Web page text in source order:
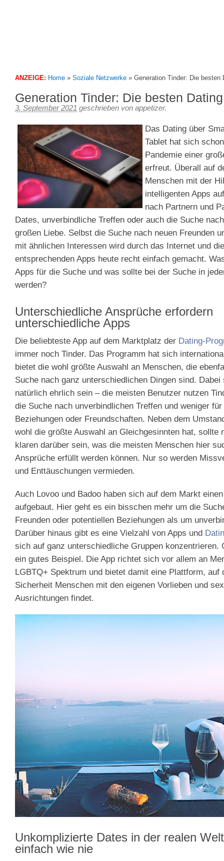
ANZEIGE: Home » Soziale Netzwerke » Generation Tinder: Die besten
Generation Tinder: Die besten
3. September 2021 geschrieben von appetizer.
Das Dating über
Tablet hat sich
Pandemie einer
erfreut. Überall auf
Menschen mit der
intelligenten Apps
nach Partnern und
Dates, unverbindliche Treffen oder auch die Suche
großen Liebe. Selbst die Suche nach neuen Freunden
mit ähnlichen Interessen wird durch das Internet und die
entsprechenden Apps heute recht einfach gemacht.
Apps für die Suche und was sollte bei der Suche in
werden?
Unterschiedliche Ansprüche erfordern
unterschiedliche Apps
Die beliebteste App auf dem Marktplatz der Dating-
immer noch Tinder. Das Programm hat sich
bietet die wohl größte Auswahl an Menschen, die
Suche nach ganz unterschiedlichen Dingen sind. Dabei
natürlich ehrlich sein – die meisten Benutzer nutzen
die Suche nach unverbindlichen Treffen und weniger
Beziehungen oder Freundschaften. Neben dem
wohl die größte Auswahl an Gleichgesinnten hat, sollte
klaren darüber sein, was die meisten Menschen hier
Ansprüche erfüllt werden können. Nur so werden
und Enttäuschungen vermieden.
Auch Lovoo und Badoo haben sich auf dem Markt
aufgebaut. Hier geht es ein bisschen mehr um die
Freunden oder potentiellen Beziehungen als um
Darüber hinaus gibt es eine Vielzahl von Apps und
sich auf ganz unterschiedliche Gruppen konzentrieren.
ein gutes Beispiel. Die App richtet sich vor allem an
LGBTQ+ Spektrum und bietet damit eine Plattform, auf
Sicherheit Menschen mit den eigenen Vorlieben und
Ausrichtungen findet.
Unkomplizierte Dates in der realen
einfach wie nie